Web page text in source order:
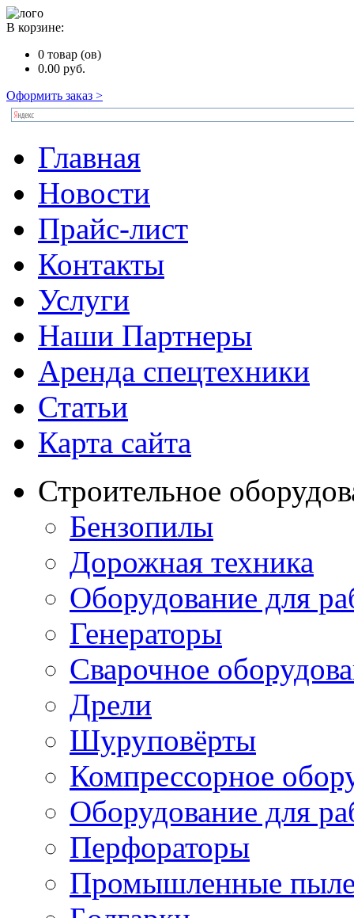
В корзине:
0 товар (ов)
0.00 руб.
Оформить заказ >
Главная
Новости
Прайс-лист
Контакты
Услуги
Наши Партнеры
Аренда спецтехники
Статьи
Карта сайта
Строительное
Бензопилы
Дорожная техника
Оборудование для
Генераторы
Сварочное
Дрели
Шуруповёрты
Компрессорное
Оборудование для
Перфораторы
Промышленные